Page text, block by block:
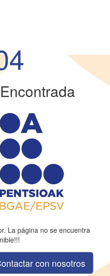
La página no se encuentra
con nosotros